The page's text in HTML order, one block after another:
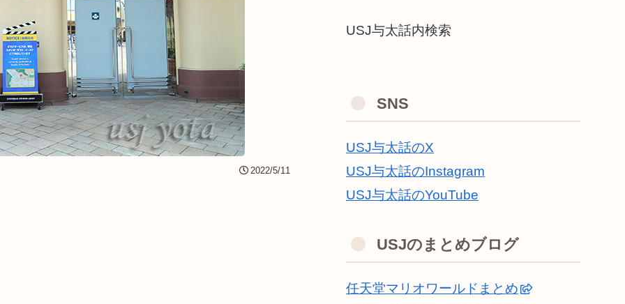
2022/5/11
USJ与太話内検索
SNS
USJ与太話のX
USJ与太話のInstagram
USJ与太話のYouTube
USJのまとめブログ
任天堂マリオワールドまとめ